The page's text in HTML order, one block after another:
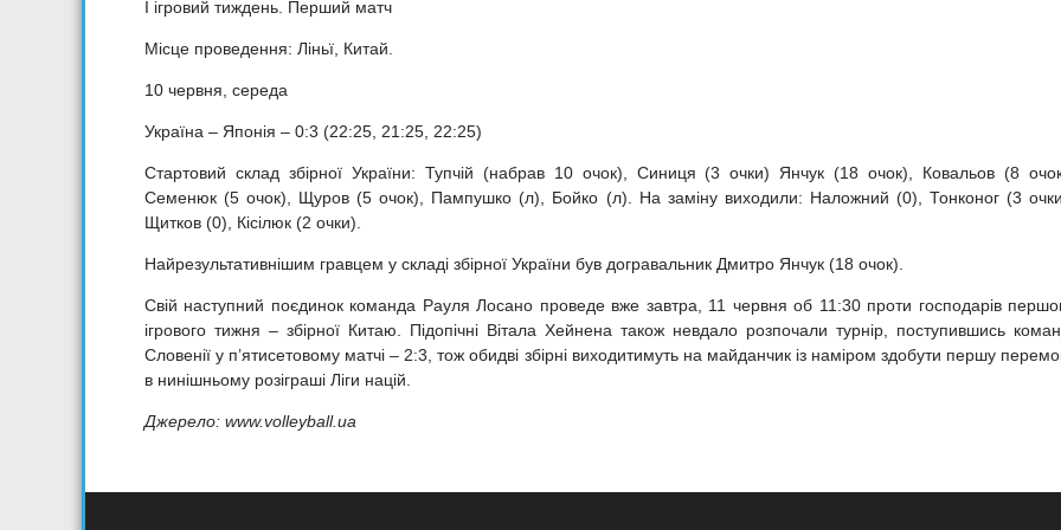
І ігровий тиждень. Перший матч
Місце проведення: Ліньї, Китай.
10 червня, середа
Україна – Японія – 0:3 (22:25, 21:25, 22:25)
Стартовий склад збірної України: Тупчій (набрав 10 очок), Синиця (3 очки) Янчук (18 очок), Ковальов (8
Семенюк (5 очок), Щуров (5 очок), Пампушко (л), Бойко (л). На заміну виходили: Наложний (0), Тонконог (3
Щитков (0), Кісілюк (2 очки).
Найрезультативнішим гравцем у складі збірної України був догравальник Дмитро Янчук (18 очок).
Свій наступний поєдинок команда Рауля Лосано проведе вже завтра, 11 червня об 11:30 проти господарів
ігрового тижня – збірної Китаю. Підопічні Вітала Хейнена також невдало розпочали турнір, поступившись
Словенії у п’ятисетовому матчі – 2:3, тож обидві збірні виходитимуть на майданчик із наміром здобути першу
в нинішньому розіграші Ліги націй.
Джерело: www.volleyball.ua